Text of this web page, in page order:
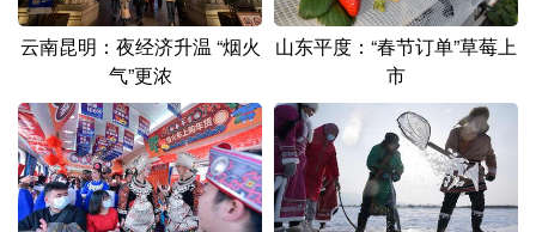
云南昆明：夜经济升温 “烟火
气”更浓
山东平度：“春节订单”草莓上
市